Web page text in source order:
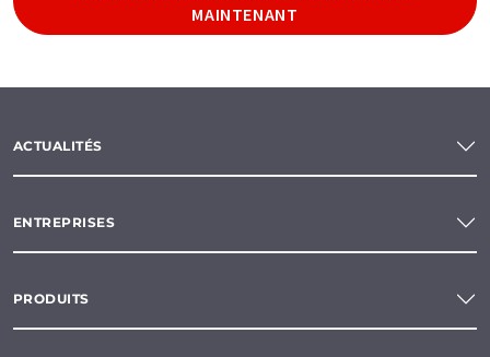
MAINTENANT
ACTUALITÉS
ENTREPRISES
PRODUITS